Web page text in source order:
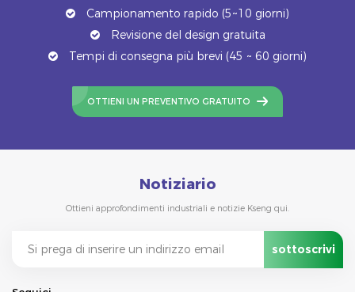
Campionamento rapido (5~10 giorni)
Revisione del design gratuita
Tempi di consegna più brevi (45 ~ 60 giorni)
OTTIENI UN PREVENTIVO GRATUITO
Notiziario
Ottieni approfondimenti industriali e notizie Kseng qui.